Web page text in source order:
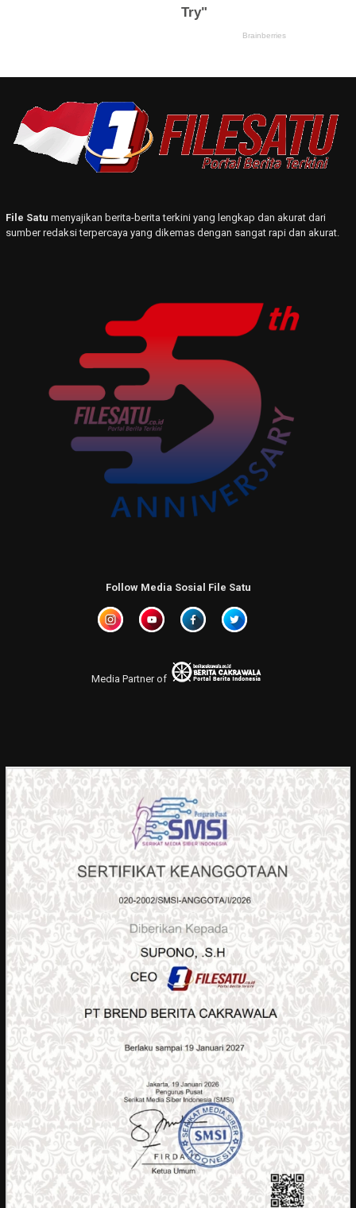
File Satu menyajikan berita-berita terkini yang lengkap dan akurat dari
sumber redaksi terpercaya yang dikemas dengan sangat rapi dan akurat.
Follow Media Sosial File Satu
Media Partner of